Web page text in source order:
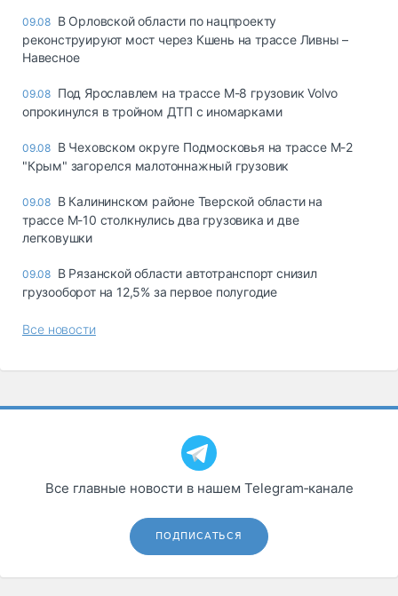
09.08 В Орловской области по нацпроекту
реконструируют мост через Кшень на трассе Ливны –
Навесное
09.08 Под Ярославлем на трассе М-8 грузовик Volvo
опрокинулся в тройном ДТП с иномарками
09.08 В Чеховском округе Подмосковья на трассе М-2
"Крым" загорелся малотоннажный грузовик
09.08 В Калининском районе Тверской области на
трассе М-10 столкнулись два грузовика и две
легковушки
09.08 В Рязанской области автотранспорт снизил
грузооборот на 12,5% за первое полугодие
Все новости
Все главные новости в нашем Telegram‑канале
ПОДПИСАТЬСЯ